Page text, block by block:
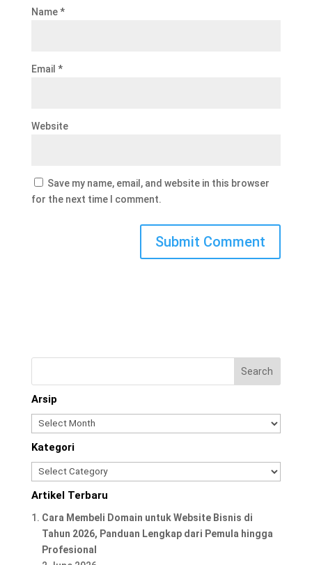
Name*
Email *
Website
Save my name, email, and website in this browser
for the next time I comment.
Arsip
Arsip
Kategori
Kategori
Artikel Terbaru
Cara Membeli Domain untuk Website Bisnis di
Tahun 2026, Panduan Lengkap dari Pemula hingga
Profesional